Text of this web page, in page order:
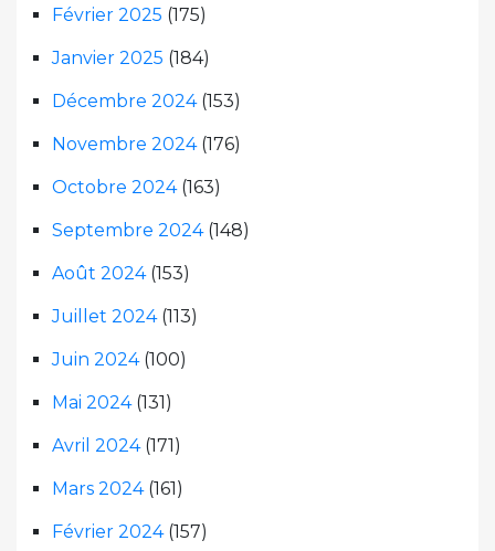
Février 2025 (175)
Janvier 2025 (184)
Décembre 2024(153)
Novembre 2024(176)
Octobre 2024(163)
Septembre 2024(148)
Août 2024(153)
Juillet 2024(113)
Juin 2024(100)
Mai 2024(131)
Avril 2024(171)
Mars 2024(161)
Février 2024(157)